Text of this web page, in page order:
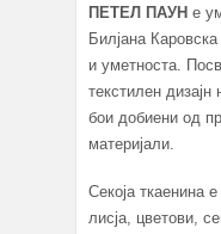
ПЕТЕЛ ПАУН е
Билјана
и уметноста.
текстилен
бои добиени од
материјали.
Секоја ткаенина
лисја, цветови,